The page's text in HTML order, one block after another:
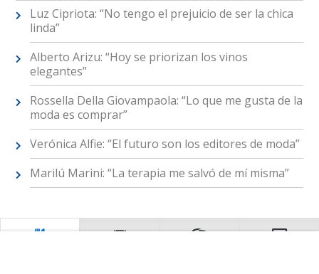
Luz Cipriota: “No tengo el prejuicio de ser la chica
linda”
Alberto Arizu: “Hoy se priorizan los vinos
elegantes”
Rossella Della Giovampaola: “Lo que me gusta de la
moda es comprar”
Verónica Alfie: “El futuro son los editores de moda”
Marilú Marini: “La terapia me salvó de mí misma”